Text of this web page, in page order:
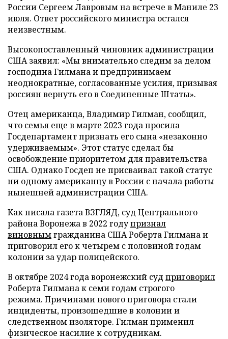
России Сергеем Лавровым на встрече в Маниле 23
июля. Ответ российского министра остался
неизвестным.
Высокопоставленный чиновник администрации
США заявил: «Мы внимательно следим за делом
господина Гилмана и предпринимаем
неоднократные, согласованные усилия, призывая
россиян вернуть его в Соединенные Штаты».
Отец американца, Владимир Гилман, сообщил,
что семья еще в марте 2023 года просила
Госдепартамент признать его сына «незаконно
удерживаемым». Этот статус сделал бы
освобождение приоритетом для правительства
США. Однако Госдеп не присваивал такой статус
ни одному американцу в России с начала работы
нынешней администрации США.
Как писала газета ВЗГЛЯД, суд Центрального
района Воронежа в 2022 годупризнал
виновнымгражданина США Роберта Гилмана и
приговорил его к четырем с половиной годам
колонии за удар полицейского.
В октябре 2024 года воронежский суд приговорил
Роберта Гилмана к семи годам строгого
режима. Причинами нового приговора стали
инциденты, произошедшие в колонии и
следственном изоляторе. Гилман применил
физическое насилие к сотрудникам.